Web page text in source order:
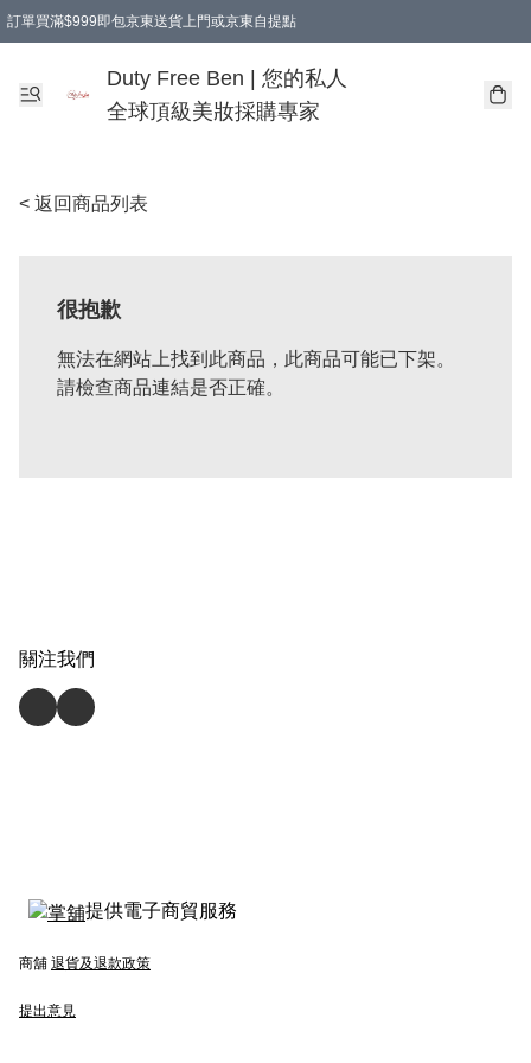
訂單買滿$999即包京東送貨上門或京東自提點
Duty Free Ben | 您的私人
全球頂級美妝採購專家
< 返回商品列表
很抱歉
無法在網站上找到此商品，此商品可能已下架。
請檢查商品連結是否正確。
關注我們
提供電子商貿服務
商舖 退貨及退款政策
提出意見